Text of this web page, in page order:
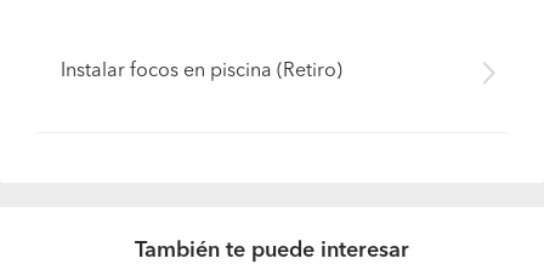
Instalar focos en piscina (Retiro)
También te puede interesar